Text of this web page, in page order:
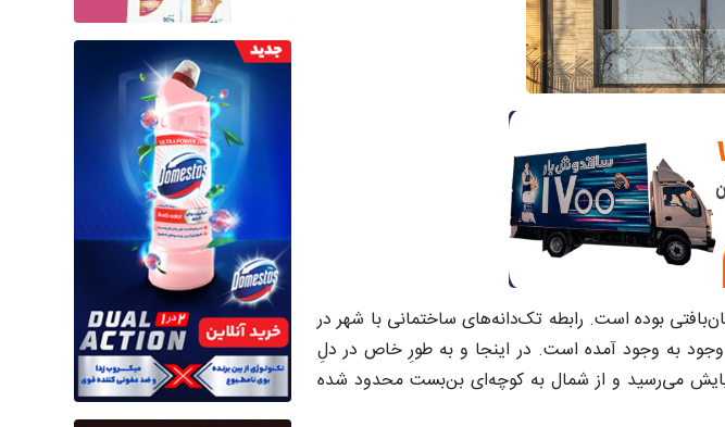
بوده است. رابطه تک‌دانه‌های ساختمانی با شهر در
به وجود ‌آمده است. در اینجا و به طورِ خاص در دلِ
نیایش می‌رسید و از شمال به کوچه‌ای بن‌بست محدود شده